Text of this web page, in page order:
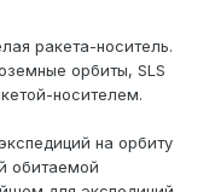
ракета-носитель.
орбиты, SLS
носителем.
на орбиту
обитаемой